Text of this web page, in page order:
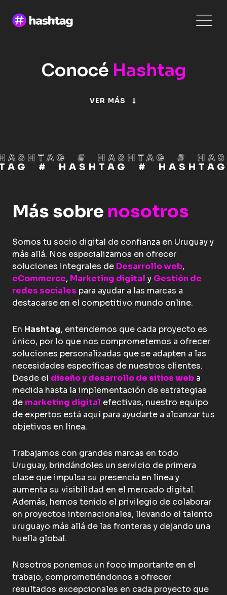
Conocé Hashtag
VER MÁS
# HASHTAG #
# HASHTAG #
Más sobre nosotros
Somos tu socio digital de confianza en Uruguay y
más allá. Nos especializamos en ofrecer
soluciones integrales de Desarrollo web,
eCommerce, Marketing digital y Gestión de
redes sociales para ayudar a las marcas a
destacarse en el competitivo mundo online.
En Hashtag, entendemos que cada proyecto es
único, por lo que nos comprometemos a ofrecer
soluciones personalizadas que se adapten a las
necesidades específicas de nuestros clientes.
Desde el diseño y desarrollo de sitios web a
medida hasta la implementación de estrategias
de marketing digital efectivas, nuestro equipo
de expertos está aquí para ayudarte a alcanzar tus
objetivos en línea.
Trabajamos con grandes marcas en todo
Uruguay, brindándoles un servicio de primera
clase que impulsa su presencia en línea y
aumenta su visibilidad en el mercado digital.
Además, hemos tenido el privilegio de colaborar
en proyectos internacionales, llevando el talento
uruguayo más allá de las fronteras y dejando una
huella global.
Nosotros ponemos un foco importante en el
trabajo, comprometiéndonos a ofrecer
resultados excepcionales en cada proyecto que